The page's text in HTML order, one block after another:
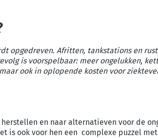
opgedreven. Afritten, tankstations en
is voorspelbaar: meer ongelukken,
ook in oplopende kosten voor
en naar alternatieven voor de
is ook voor hen een complexe puzzel